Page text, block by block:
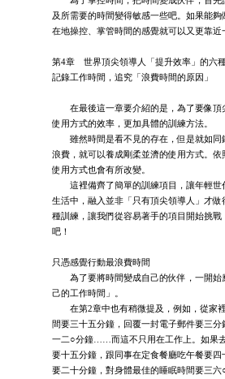
及所需要的時間變得敏感一些吧。如果能夠
在地操控、掌管時間的感覺就可以又更靠近
第4章 世界頂尖領導人「提升效率」的六種
記錄工作時間，追究「浪費時間的原因」
在最後這一章要介紹的是，為了要像頂
使用方式的效率，更加具體的訓練方法。
雖然時間是看不見的存在，但是就如同
浪費，就可以養成剛柔並濟的使用方式。依
使用方式也會有所改變。
這裡備齊了簡單的訓練項目，讓年輕世
生活中，融入並非「只有頂尖領導人」才
種訓練，讓我們從容易著手的項目開始挑
吧！
只憑感覺行動最浪費時間
為了要將時間變成自己的伙伴，一開始
己的工作時間」。
在第2章中也有稍微提及，例如，從家
間要三十五分鐘，回覆一封電子郵件要三
一二○分鐘……而這不只用在工作上。如果
要十五分鐘，跟同事在定食餐廳吃午餐要四
要二十分鐘，對身體最佳的睡眠時間要三六